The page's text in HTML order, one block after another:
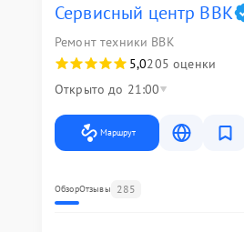
Сервисный центр BBK
Ремонт техники BBK
5,0205 оценки
Открыто до 21:00
Маршрут
ОбзорОтзывы 285